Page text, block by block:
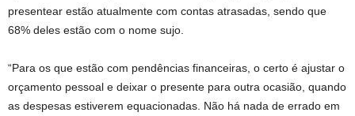
presentear estão atualmente com contas atrasadas, sendo que
68% deles estão com o nome sujo.
“Para os que estão com pendências financeiras, o certo é ajustar o
orçamento pessoal e deixar o presente para outra ocasião, quando
as despesas estiverem equacionadas. Não há nada de errado em